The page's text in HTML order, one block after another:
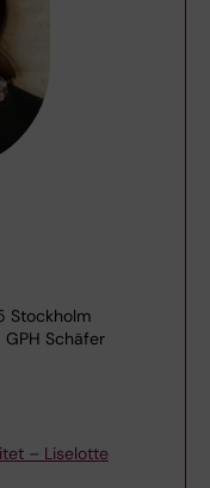
Stockholm
GPH Schäfer
– Liselotte